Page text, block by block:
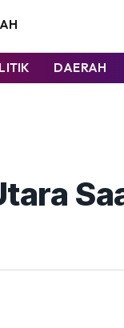
DAERAH